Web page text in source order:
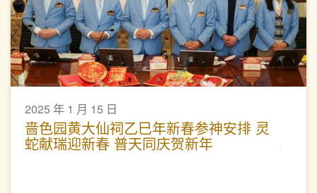
2025 年 1 月 15 日
啬色园黄大仙祠乙巳年新春参神安排 灵
蛇献瑞迎新春 普天同庆贺新年